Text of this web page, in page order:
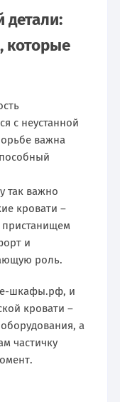
детали:
которые
с неустанной
важна
так важно
кровати –
пристанищем
и
роль.
шкафы.рф, и
кровати –
а
частичку